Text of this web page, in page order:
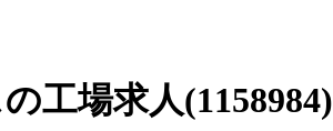
工場求人(1158984)